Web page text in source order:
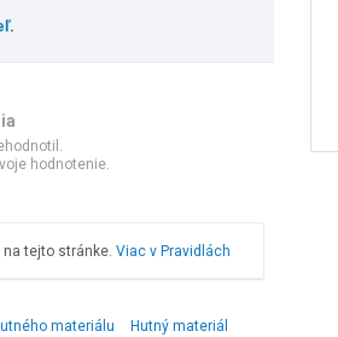
.
hodnotenie.
tejto stránke. Viac v Pravidlách
materiálu Hutný materiál